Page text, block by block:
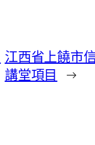
江西省上饒市
講堂項目
→